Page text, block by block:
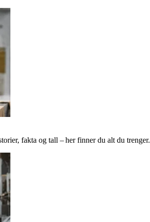
fakta og tall – her finner du alt du trenger.